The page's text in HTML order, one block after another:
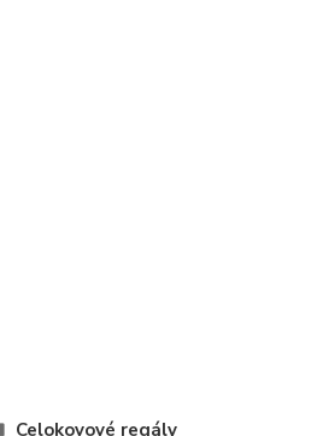
Celokovové regály